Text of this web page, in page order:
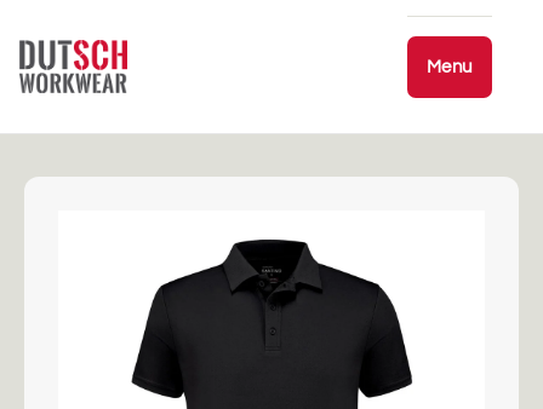
al contenido
Menu